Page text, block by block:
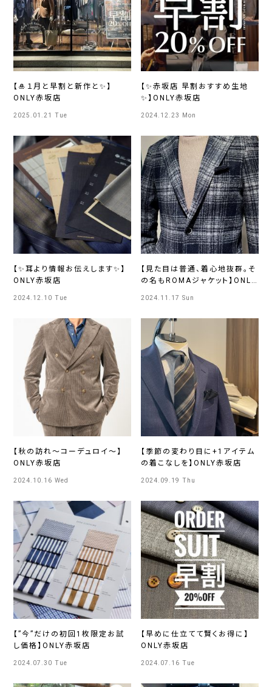
【🎍１月と早割と新作と✨】
ONLY赤坂店
2025.01.21 Tue
【✨赤坂店 早割おすすめ生地
✨】ONLY赤坂店
2024.12.23 Mon
【✨耳より情報お伝えします✨】
ONLY赤坂店
2024.12.10 Tue
【見た目は普通、着心地抜群。そ
の名もROMAジャケット】ONLY
2024.11.17 Sun
【秋の訪れ～コーデュロイ～】
ONLY赤坂店
2024.10.16 Wed
【季節の変わり目に+1アイテム
の着こなしを】ONLY赤坂店
2024.09.19 Thu
【”今”だけの初回1枚限定お試
し価格】ONLY赤坂店
2024.07.30 Tue
【早めに仕立てて賢くお得に】
ONLY赤坂店
2024.07.16 Tue